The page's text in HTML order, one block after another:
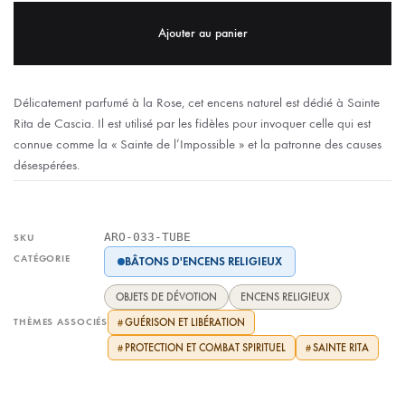
Ajouter au panier
Délicatement parfumé à la Rose, cet encens naturel est dédié à Sainte
Rita de Cascia. Il est utilisé par les fidèles pour invoquer celle qui est
connue comme la « Sainte de l’Impossible » et la patronne des causes
désespérées.
SKU ARO-033-TUBE
CATÉGORIE BÂTONS D'ENCENS RELIGIEUX
OBJETS DE DÉVOTION ENCENS RELIGIEUX
THÈMES ASSOCIÉS #GUÉRISON ET LIBÉRATION
# PROTECTION ET COMBAT SPIRITUEL #SAINTE RITA